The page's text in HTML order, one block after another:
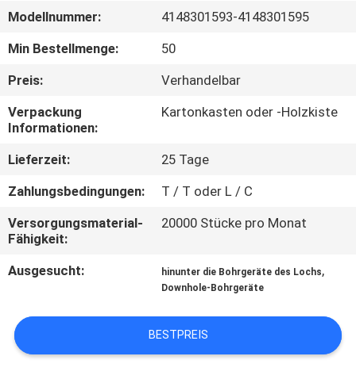
QUALITÄTSKONTROLLE
TRETEN
SIE
MIT
UNS
IN
VERBINDUNG
SIE EIN
ZITAT
Modellnummer:
4148301593-4148301595
Min Bestellmenge:
50
Preis:
Verhandelbar
Verpackung
Informationen:
Kartonkasten oder -Holzkiste
Lieferzeit:
25 Tage
Zahlungsbedingungen:
T / T oder L / C
Versorgungsmaterial-
Fähigkeit:
20000 Stücke pro Monat
Ausgesucht: hinunter die Bohrgeräte des Lochs,
Downhole-Bohrgeräte
BESTPREIS